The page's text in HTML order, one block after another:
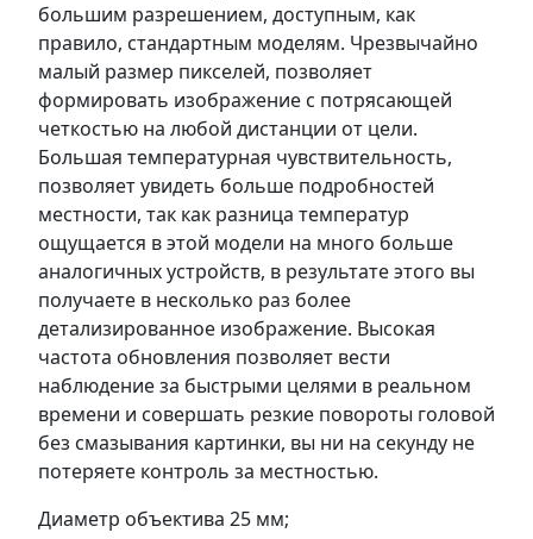
большим разрешением, доступным, как
правило, стандартным моделям. Чрезвычайно
малый размер пикселей, позволяет
формировать изображение с потрясающей
четкостью на любой дистанции от цели.
Большая температурная чувствительность,
позволяет увидеть больше подробностей
местности, так как разница температур
ощущается в этой модели на много больше
аналогичных устройств, в результате этого вы
получаете в несколько раз более
детализированное изображение. Высокая
частота обновления позволяет вести
наблюдение за быстрыми целями в реальном
времени и совершать резкие повороты головой
без смазывания картинки, вы ни на секунду не
потеряете контроль за местностью.
Диаметр объектива 25 мм;